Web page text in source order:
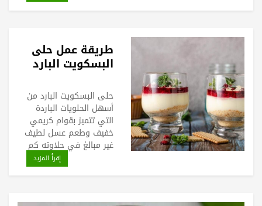
طريقة عمل حلى
البسكويت البارد
حلى البسكويت البارد من
أسهل الحلويات الباردة
التي تتميز بقوام كريمي
خفيف وطعم عسل لطيف
غير مبالغ في حلاوته كم
إقرأ المزيد